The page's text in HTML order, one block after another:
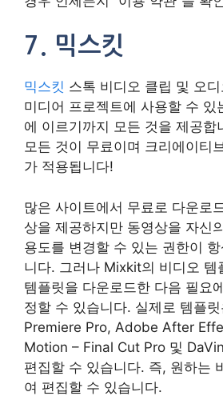
7. 믹스킷
믹스킷 스톡 비디오 클립 및 오
미디어 프로젝트에 사용할 수 있
에 이르기까지 모든 것을 제공합
모든 것이 무료이며 크리에이티
가 적용됩니다!
많은 사이트에서 무료로 다운로
상을 제공하지만 동영상을 자신
용도를 ​​변경할 수 있는 권한이
니다. 그러나 Mixkit의 비디오 템
템플릿을 다운로드한 다음 필요
정할 수 있습니다. 실제로 템플
Premiere Pro, Adobe After
Motion – Final Cut Pro 및
편집할 수 있습니다. 즉, 원하는
여 편집할 수 있습니다.